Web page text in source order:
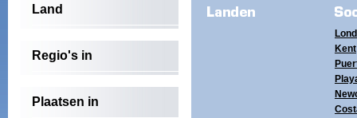
Land
Regio's in
Plaatsen in
Kent